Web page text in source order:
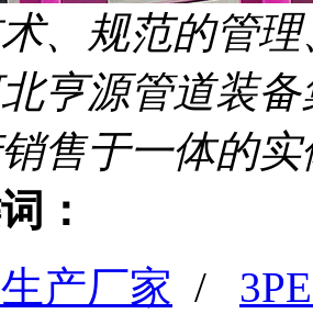
、规范的管
亨源管道装
售于一体的
：
产厂家 /